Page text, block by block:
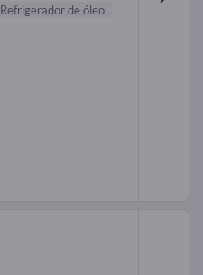
Refrigerador de óleo